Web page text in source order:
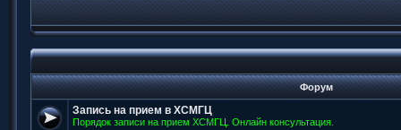
Форум
Запись на прием в ХСМГЦ
Порядок записи на прием ХСМГЦ. Онлайн консультация.